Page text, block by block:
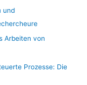
und
Arbeiten von
Prozesse: Die